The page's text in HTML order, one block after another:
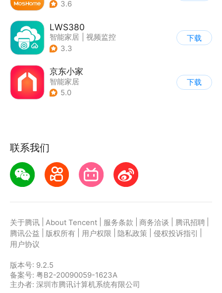
3.6
LWS380
智能家居
视频监控
3.3
下载
京东小家
智能家居
5.0
下载
联系我们
关于腾讯 About Tencent 服务条款 商务洽谈 腾讯招聘
腾讯公益
版权所有 用户权限 隐私政策 侵权投诉指引
用户协议
版本号: 9.2.5
备案号: 粤B2-20090059-1623A
主办者: 深圳市腾讯计算机系统有限公司